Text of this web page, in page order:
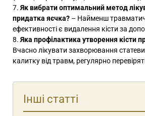
Як вибрати оптимальний метод
придатка яєчка? – Найменш
ефективності є видалення кісти за
Яка профілактика утворення кісти
Вчасно лікувати захворювання
калитку від травм, регулярно
Інші статті